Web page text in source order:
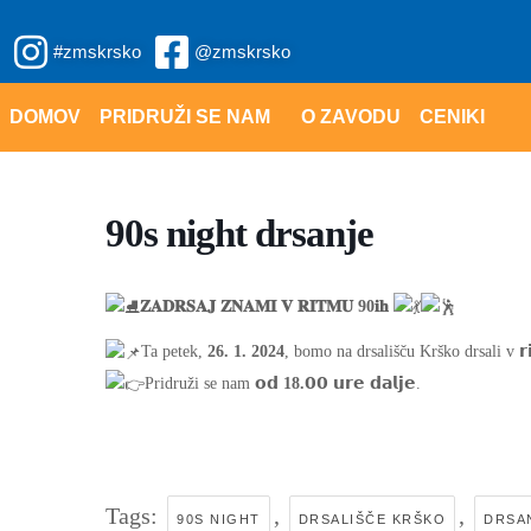
to
#zmskrsko @zmskrsko
DOMOV PRIDRUŽI SE NAM O ZAVODU CENIKI
90s night drsanje
𝐙𝐀𝐃𝐑𝐒𝐀𝐉 𝐙𝐍𝐀𝐌𝐈 𝐕 𝐑𝐈𝐓𝐌𝐔 90𝐢𝐡
Ta petek, 26. 1. 2024, bomo na drsališču Krško drsali v
Pridruži se nam 𝗼𝗱 18.𝟬𝟬 𝘂𝗿𝗲 𝗱𝗮𝗹𝗷𝗲.
Tags: 90S NIGHT , DRSALIŠČE KRŠKO ,